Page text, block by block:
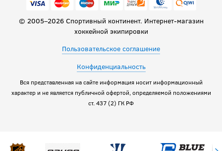
© 2005–2026 Спортивный континент. Интернет-магазин
хоккейной экипировки
Пользовательское соглашение
Конфиденциальность
Вся представленная на сайте информация носит информационный
характер и не является публичной офертой, определяемой положениями
ст. 437 (2) ГК РФ